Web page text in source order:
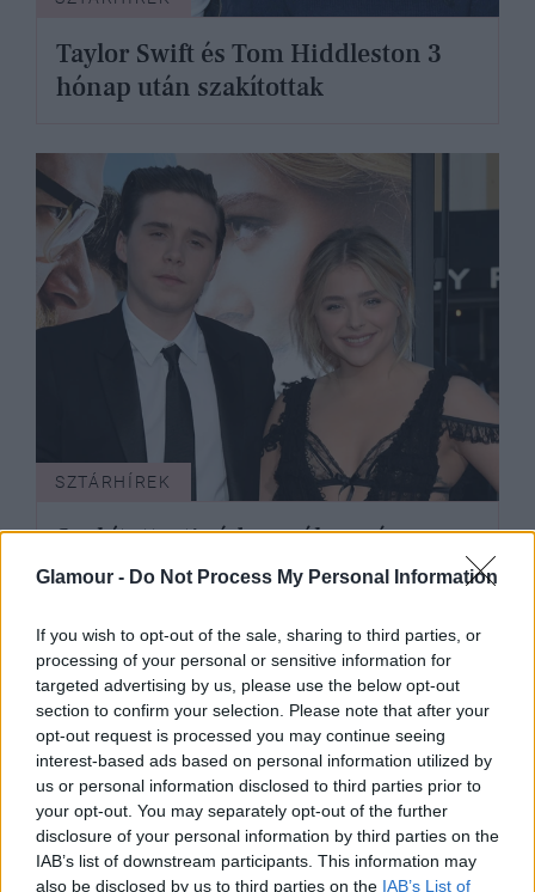
Glamour - Do Not Process My Personal Information
If you wish to opt-out of the sale, sharing to third parties, or
processing of your personal or sensitive information for
targeted advertising by us, please use the below opt-out
section to confirm your selection. Please note that after your
opt-out request is processed you may continue seeing
interest-based ads based on personal information utilized by
us or personal information disclosed to third parties prior to
your opt-out. You may separately opt-out of the further
disclosure of your personal information by third parties on the
IAB’s list of downstream participants. This information may
also be disclosed by us to third parties on the IAB’s List of
Taylor Swift és Tom Hiddleston 3
hónap után szakítottak
SZTÁRHÍREK
Szakított a tinédzser álompár -
Brooklyn Beckham facér